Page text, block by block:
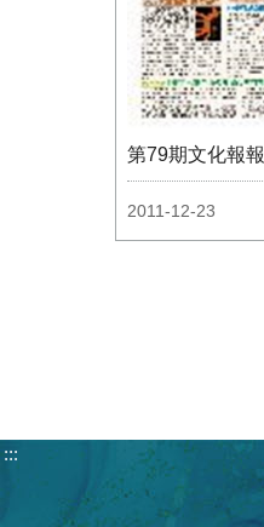
第79期文化報報
2011-12-23
:::